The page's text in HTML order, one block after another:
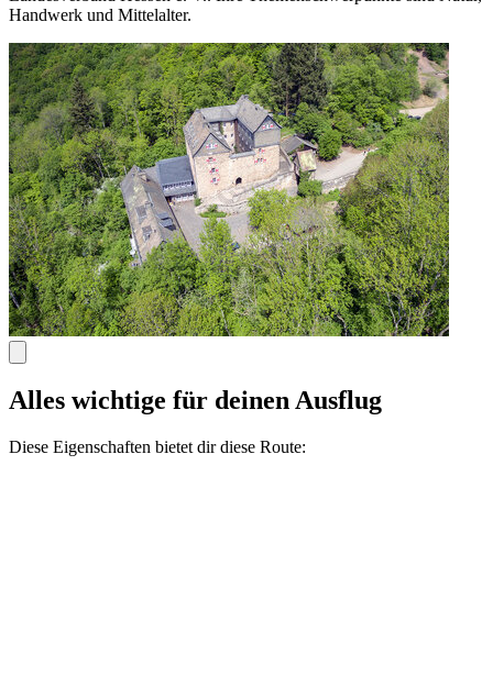
Handwerk und Mittelalter.
Alles wichtige für deinen Ausflug
Diese Eigenschaften bietet dir diese Route: